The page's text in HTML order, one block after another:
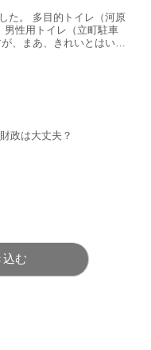
た。 多目的トイレ（河原
男性用トイレ（立町駐車
、まあ、きれいとはいい
政は大丈夫？
込む